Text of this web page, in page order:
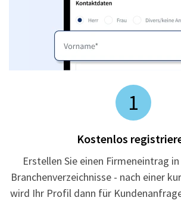
1
Kostenlos
Erstellen Sie einen Firmeneintrag
Branchenverzeichnisse - nach einer
wird Ihr Profil dann für